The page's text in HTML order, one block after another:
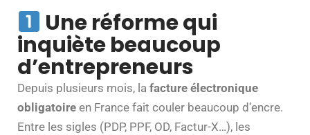
Une réforme qui
inquiète beaucoup
d’entrepreneurs
Depuis plusieurs mois, la facture électronique
obligatoire en France fait couler beaucoup d’encre.
Entre les sigles (PDP, PPF, OD, Factur-X…), les